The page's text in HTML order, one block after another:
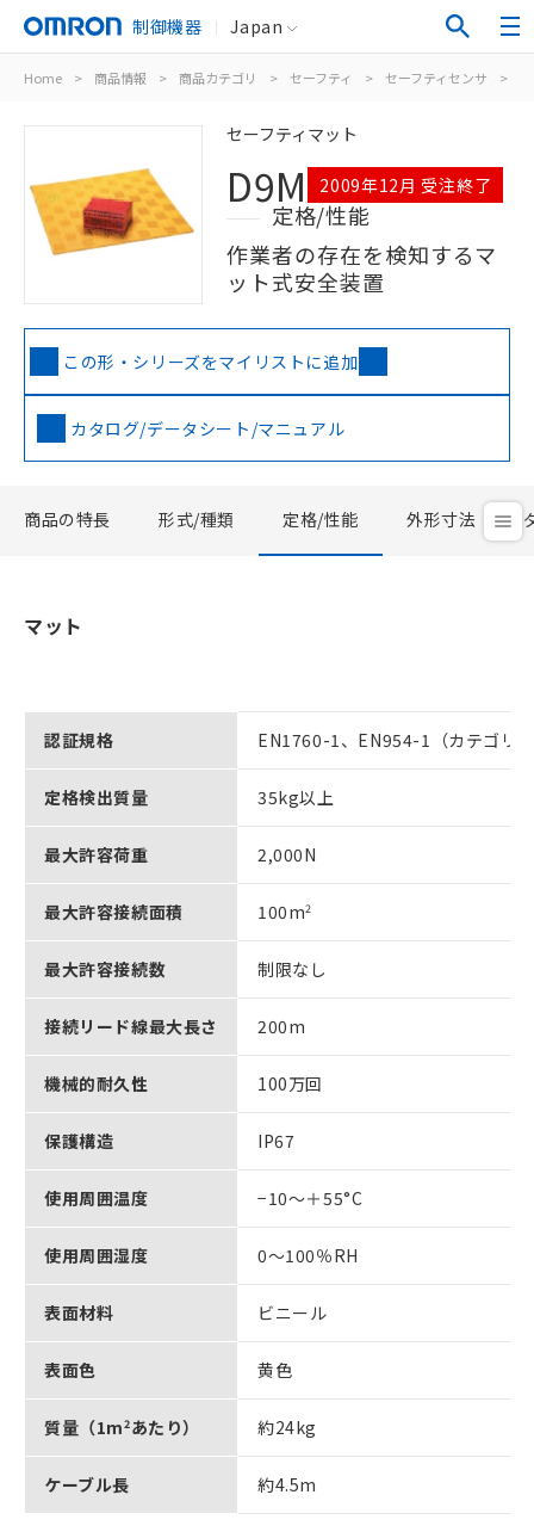
制御機器 Japan
Home > 商品情報 > 商品カテゴリ > セーフティ > セーフティセンサ >
セーフティマット
D9M 2009年12月 受注終了
定格/性能
作業者の存在を検知するマ
ット式安全装置
この形・シリーズをマイリストに追加
カタログ/データシート/マニュアル
商品の特長 形式/種類 定格/性能 外形寸法
マット
認証規格 EN1760-1、EN954-1（カテゴリ1
定格検出質量 35kg以上
最大許容荷重 2,000N
最大許容接続面積 100m2
最大許容接続数 制限なし
接続リード線最大長さ 200m
機械的耐久性 100万回
保護構造 IP67
使用周囲温度 −10～＋55°C
使用周囲湿度 0～100％RH
表面材料 ビニール
表面色 黄色
質量（1m2あたり） 約24kg
ケーブル長 約4.5m